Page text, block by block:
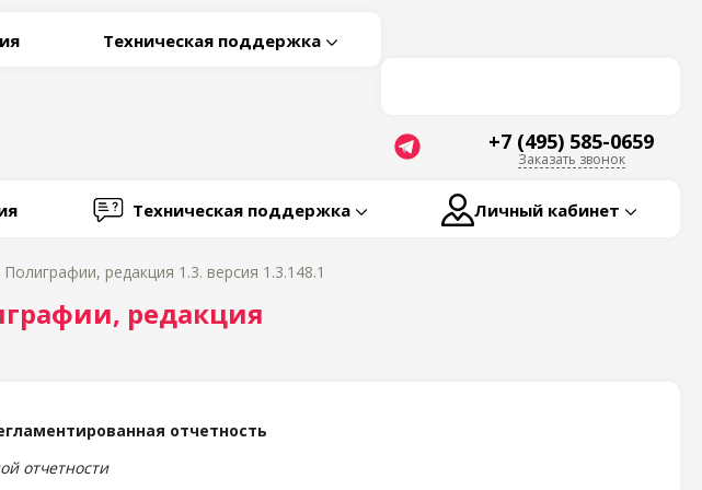
Техническая поддержка
+7 (495) 585-0659
Заказать звонок
Техническая поддержка Личный кабинет
редакция 1.3. версия 1.3.148.1
редакция
отчетность
отчетности